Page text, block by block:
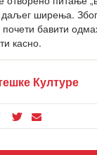
ширења.
бавити
касно.
Културе